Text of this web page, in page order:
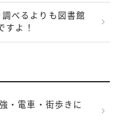
べるよりも図書館
すよ！
・電車・街歩きに